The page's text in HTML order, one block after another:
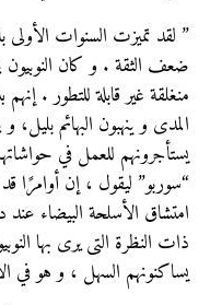
” لقد تميزت السنوات الأولى
ضعف الثقة . و كان النوبيون
منغلقة غير قابلة للتطور .
المدى و ينهبون البهائم بليل،
يستأجرونهم للعمل في
“سوربو” ليقول ، إن
امتشاق الأسلحة البيضاء
ذات النظرة التى يرى بها
يساكنونهم السهل ، و هو في